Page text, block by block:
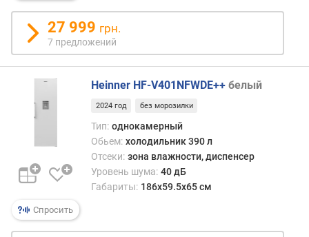
)
м
о
щ
о
с
ь
а
м
р
а
27 999 грн.
7 предложений
Спросить
Heinner HF-V401NFWDE++ белый
2024 год без морозилки
Тип: однокамерный
Обьем: холодильник 390 л
Отсеки: зона влажности, диспенсер
Уровень шума: 40 дБ
Габариты: 186х59.5х65 см